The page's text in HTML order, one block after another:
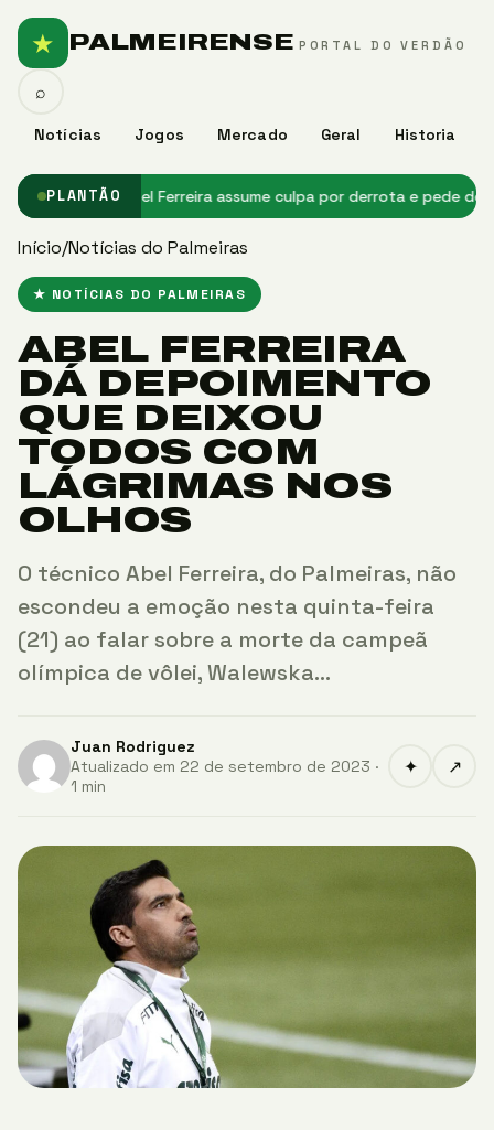
★ PALMEIRENSE PORTAL DO VERDÃO
Notícias Jogos Mercado Geral Historia
⌕
PLANTÃO
Messi★ Abel Ferreira assume culpa por derrota e pede
Início/Notícias do Palmeiras
★ NOTÍCIAS DO PALMEIRAS
ABEL FERREIRA
DÁ DEPOIMENTO
QUE DEIXOU
TODOS COM
LÁGRIMAS NOS
OLHOS
O técnico Abel Ferreira, do Palmeiras, não
escondeu a emoção nesta quinta-feira
(21) ao falar sobre a morte da campeã
olímpica de vôlei, Walewska…
Juan Rodriguez
Atualizado em 22 de setembro de 2023 ·
1 min
✦ ↗